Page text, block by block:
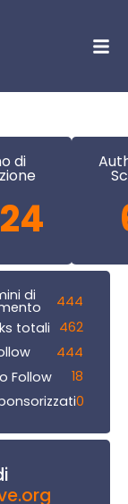
di
di
444
totali
462
444
Follow
18
0